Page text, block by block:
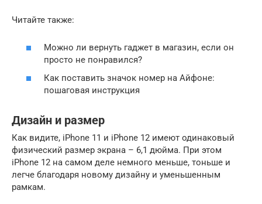
Читайте также:
Можно ли вернуть гаджет в магазин, если он
просто не понравился?
Как поставить значок номер на Айфоне:
пошаговая инструкция
Дизайн и размер
Как видите, iPhone 11 и iPhone 12 имеют одинаковый
физический размер экрана – 6,1 дюйма. При этом
iPhone 12 на самом деле немного меньше, тоньше и
легче благодаря новому дизайну и уменьшенным
рамкам.